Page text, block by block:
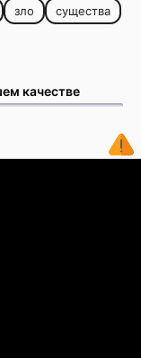
зло
существа
качестве